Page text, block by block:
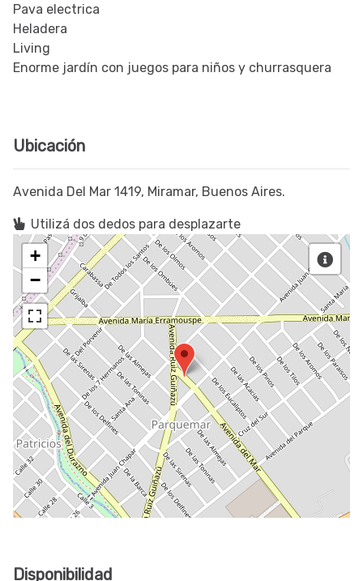
Pava electrica
Heladera
Living
Enorme jardín con juegos para niños y churrasquera
Ubicación
Avenida Del Mar 1419, Miramar, Buenos Aires.
Utilizá dos dedos para desplazarte
+
−
Disponibilidad